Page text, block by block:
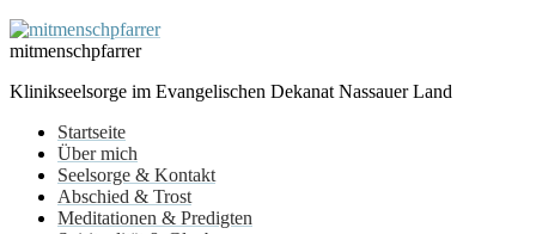
mitmenschpfarrer
Klinikseelsorge im Evangelischen Dekanat Nassauer Land
Startseite
Über mich
Seelsorge & Kontakt
Abschied & Trost
Meditationen & Predigten